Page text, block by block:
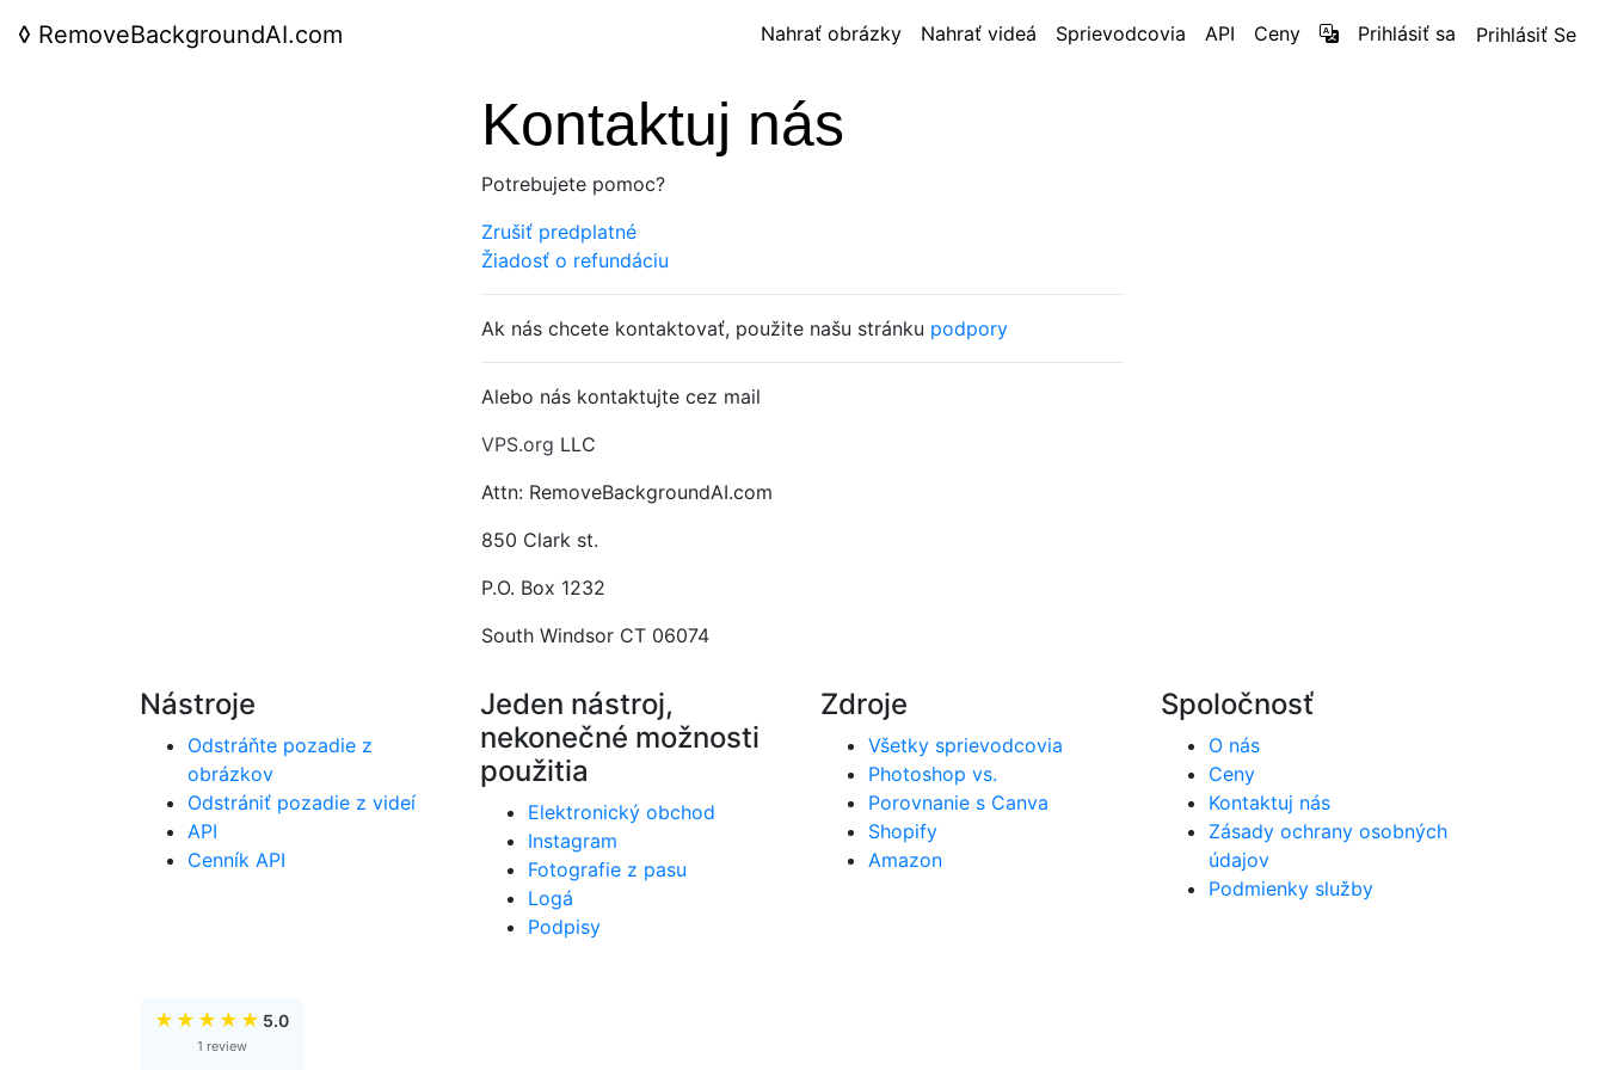
◊ RemoveBackgroundAI.com Nahrať obrázky Nahrať videá Sprievodcovia API Ceny Prihlásiť sa Prihlásiť Se
Kontaktuj nás
Potrebujete pomoc?
Zrušiť predplatné
Žiadosť o refundáciu
Ak nás chcete kontaktovať, použite našu stránku podpory
Alebo nás kontaktujte cez mail
VPS.org LLC
Attn: RemoveBackgroundAI.com
850 Clark st.
P.O. Box 1232
South Windsor CT 06074
Nástroje
Odstráňte pozadie z
obrázkov
Odstrániť pozadie z videí
API
Cenník API
Jeden nástroj,
nekonečné možnosti
použitia
Elektronický obchod
Instagram
Fotografie z pasu
Logá
Podpisy
Zdroje
Všetky sprievodcovia
Photoshop vs.
Porovnanie s Canva
Shopify
Amazon
Spoločnosť
O nás
Ceny
Kontaktuj nás
Zásady ochrany osobných
údajov
Podmienky služby
★ ★ ★ ★ ★ 5.0
1 review